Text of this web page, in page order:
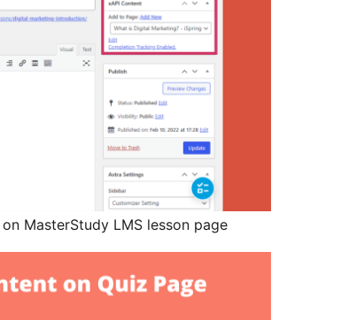
MasterStudy LMS lesson page